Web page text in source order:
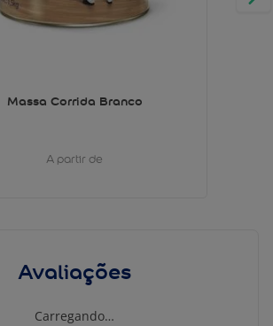
Massa Corrida Branco
A partir de
Avaliações
Carregando…